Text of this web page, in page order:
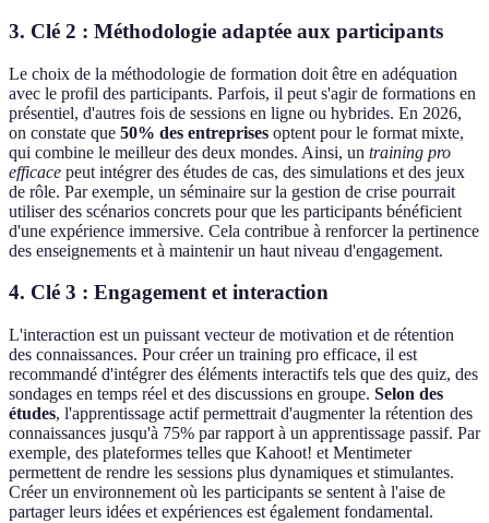
3. Clé 2 : Méthodologie adaptée aux participants
Le choix de la méthodologie de formation doit être en adéquation
avec le profil des participants. Parfois, il peut s'agir de formations en
présentiel, d'autres fois de sessions en ligne ou hybrides. En 2026,
on constate que 50% des entreprises optent pour le format mixte,
qui combine le meilleur des deux mondes. Ainsi, un training pro
efficace peut intégrer des études de cas, des simulations et des jeux
de rôle. Par exemple, un séminaire sur la gestion de crise pourrait
utiliser des scénarios concrets pour que les participants bénéficient
d'une expérience immersive. Cela contribue à renforcer la pertinence
des enseignements et à maintenir un haut niveau d'engagement.
4. Clé 3 : Engagement et interaction
L'interaction est un puissant vecteur de motivation et de rétention
des connaissances. Pour créer un training pro efficace, il est
recommandé d'intégrer des éléments interactifs tels que des quiz, des
sondages en temps réel et des discussions en groupe. Selon des
études, l'apprentissage actif permettrait d'augmenter la rétention des
connaissances jusqu'à 75% par rapport à un apprentissage passif. Par
exemple, des plateformes telles que Kahoot! et Mentimeter
permettent de rendre les sessions plus dynamiques et stimulantes.
Créer un environnement où les participants se sentent à l'aise de
partager leurs idées et expériences est également fondamental.